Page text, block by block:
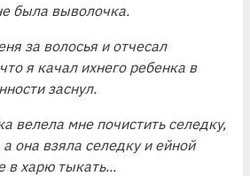
была выволочка.
за волосья и отчесал
я качал ихнего ребенка в
заснул.
велела мне почистить селедку,
а она взяла селедку и ейной
в харю тыкать...